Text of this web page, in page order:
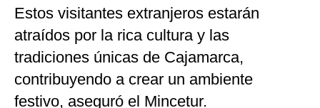
Estos visitantes extranjeros estarán
atraídos por la rica cultura y las
tradiciones únicas de Cajamarca,
contribuyendo a crear un ambiente
festivo, aseguró el Mincetur.